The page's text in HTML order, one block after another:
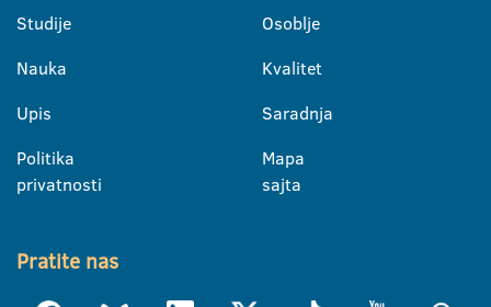
Studije
Nauka
Upis
Politika
privatnosti
Osoblje
Kvalitet
Saradnja
Mapa
sajta
Pratite nas